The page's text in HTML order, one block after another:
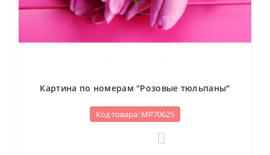
Картина по номерам "Розовые тюльпаны"
Код товара: МР70625